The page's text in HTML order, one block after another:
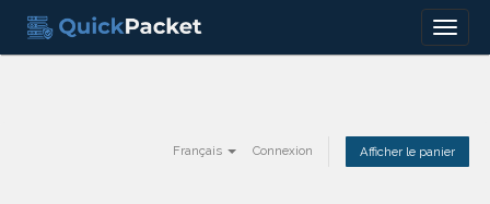
Menu
Français Connexion Afficher le panier